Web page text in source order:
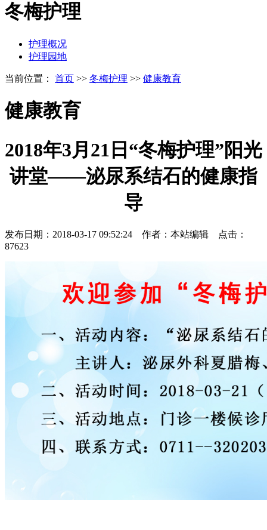
冬梅护理
护理概况
护理园地
当前位置： 首页 >> 冬梅护理 >> 健康教育
健康教育
2018年3月21日“冬梅护理”阳光
讲堂——泌尿系结石的健康指
导
发布日期：2018-03-17 09:52:24 作者：本站编辑 点击：
87623